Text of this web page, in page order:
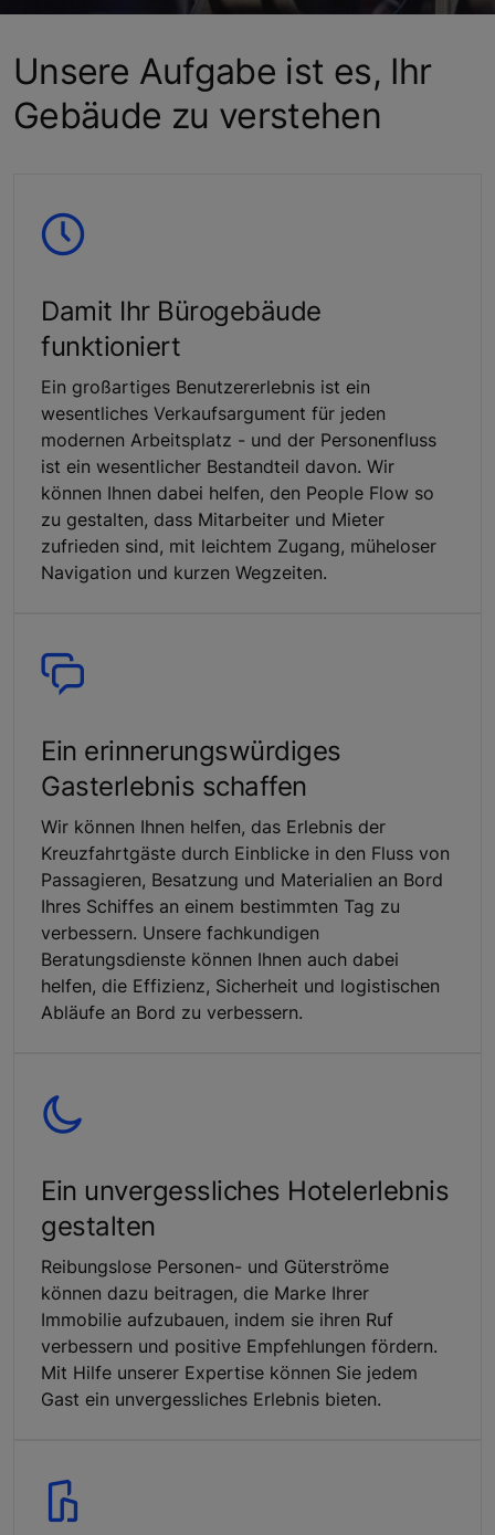
Unsere Aufgabe ist es, Ihr
Gebäude zu verstehen
Damit Ihr Bürogebäude
funktioniert
Ein großartiges Benutzererlebnis ist ein
wesentliches Verkaufsargument für jeden
modernen Arbeitsplatz - und der Personenfluss
ist ein wesentlicher Bestandteil davon. Wir
können Ihnen dabei helfen, den People Flow so
zu gestalten, dass Mitarbeiter und Mieter
zufrieden sind, mit leichtem Zugang, müheloser
Navigation und kurzen Wegzeiten.
Ein erinnerungswürdiges
Gasterlebnis schaffen
Wir können Ihnen helfen, das Erlebnis der
Kreuzfahrtgäste durch Einblicke in den Fluss von
Passagieren, Besatzung und Materialien an Bord
Ihres Schiffes an einem bestimmten Tag zu
verbessern. Unsere fachkundigen
Beratungsdienste können Ihnen auch dabei
helfen, die Effizienz, Sicherheit und logistischen
Abläufe an Bord zu verbessern.
Ein unvergessliches Hotelerlebnis
gestalten
Reibungslose Personen- und Güterströme
können dazu beitragen, die Marke Ihrer
Immobilie aufzubauen, indem sie ihren Ruf
verbessern und positive Empfehlungen fördern.
Mit Hilfe unserer Expertise können Sie jedem
Gast ein unvergessliches Erlebnis bieten.